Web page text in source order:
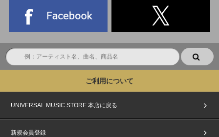
ご利用について
UNIVERSAL MUSIC STORE 本店に戻る
新規会員登録